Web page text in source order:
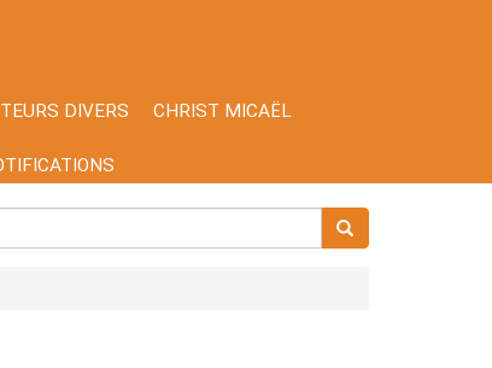
DIVERS CHRIST MICAËL